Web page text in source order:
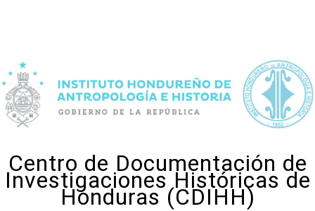
Centro de Documentación de
Investigaciones Históricas de
Honduras (CDIHH)